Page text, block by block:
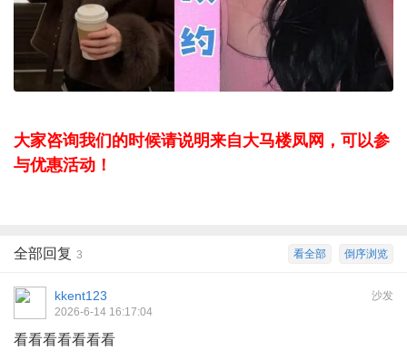
大家咨询我们的时候请说明来自大马楼凤网，可以参
与优惠活动！
倒序浏览
看全部
全部回复 3
沙发
kkent123
2026-6-14 16:17:04
看看看看看看看